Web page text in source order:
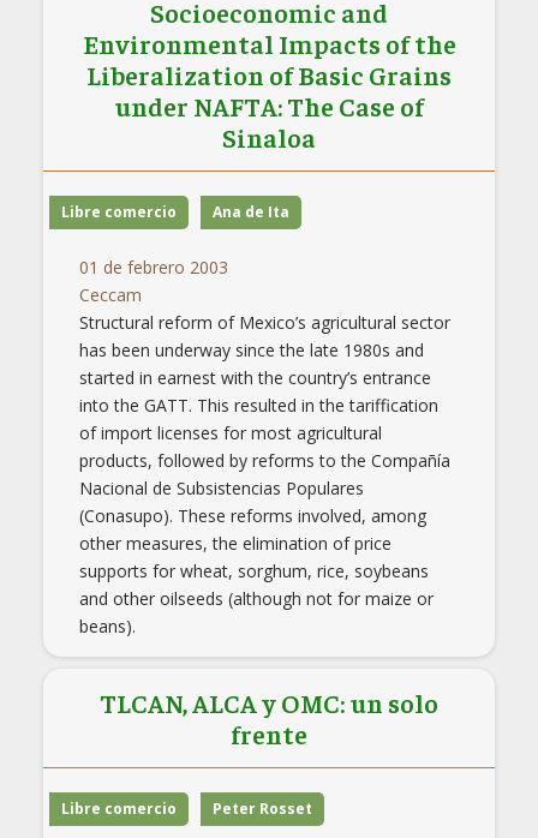
Socioeconomic and
Environmental Impacts of the
Liberalization of Basic Grains
under NAFTA: The Case of
Sinaloa
Libre comercio Ana de Ita
01 de febrero 2003
Ceccam
Structural reform of Mexico’s agricultural sector
has been underway since the late 1980s and
started in earnest with the country’s entrance
into the GATT. This resulted in the tariffication
of import licenses for most agricultural
products, followed by reforms to the Compañía
Nacional de Subsistencias Populares
(Conasupo). These reforms involved, among
other measures, the elimination of price
supports for wheat, sorghum, rice, soybeans
and other oilseeds (although not for maize or
beans).
TLCAN, ALCA y OMC: un solo
frente
Libre comercio Peter Rosset